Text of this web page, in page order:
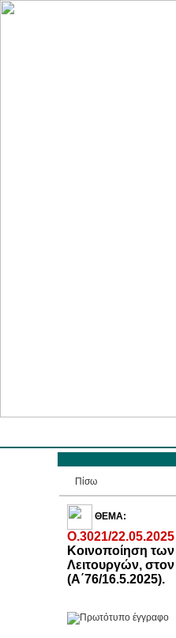
Πίσω
ΘΕΜΑ:
Ο.3021/22.05.2025
Κοινοποίηση των
Λειτουργών,
(Α΄76/16.5.2025).